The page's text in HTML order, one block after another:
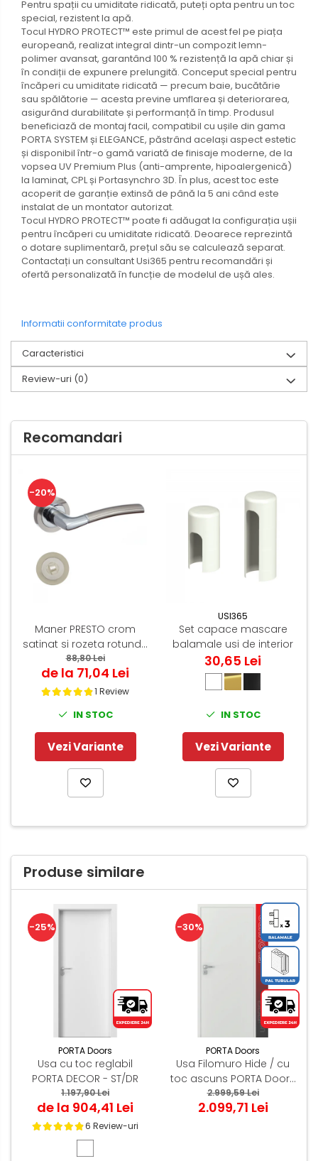
Pentru spații cu umiditate ridicată, puteți opta pentru un toc
special, rezistent la apă.
Tocul HYDRO PROTECT™ este primul de acest fel pe piața
europeană, realizat integral dintr-un compozit lemn-
polimer avansat, garantând 100 % rezistență la apă chiar și
în condiții de expunere prelungită. Conceput special pentru
încăperi cu umiditate ridicată — precum baie, bucătărie
sau spălătorie — acesta previne umflarea și deteriorarea,
asigurând durabilitate și performanță în timp. Produsul
beneficiază de montaj facil, compatibil cu ușile din gama
PORTA SYSTEM și ELEGANCE, păstrând același aspect estetic
și disponibil într-o gamă variată de finisaje moderne, de la
vopsea UV Premium Plus (anti-amprente, hipoalergenică)
la laminat, CPL și Portasynchro 3D. În plus, acest toc este
acoperit de garanție extinsă de până la 5 ani când este
instalat de un montator autorizat.
Tocul HYDRO PROTECT™ poate fi adăugat la configurația ușii
pentru încăperi cu umiditate ridicată. Deoarece reprezintă
o dotare suplimentară, prețul său se calculează separat.
Contactați un consultant Usi365 pentru recomandări și
ofertă personalizată în funcție de modelul de ușă ales.
Informatii conformitate produs
Caracteristici
Review-uri (0)
Recomandari
-20%
Maner PRESTO crom
satinat si rozeta rotunda
PZ / BB / WC
88,80 Lei
de la 71,04 Lei
1 Review
IN STOC
Vezi Variante
USI365
Set capace mascare
balamale usi de interior
30,65 Lei
IN STOC
Vezi Variante
Produse similare
-25%
PORTA Doors
Usa cu toc reglabil
PORTA DECOR - ST/DR
1.197,90 Lei
de la 904,41 Lei
6 Review-uri
-30%
PORTA Doors
Usa Filomuro Hide / cu
toc ascuns PORTA Doors
Alb - miez PAL Tubular
2.999,59 Lei
2.099,71 Lei